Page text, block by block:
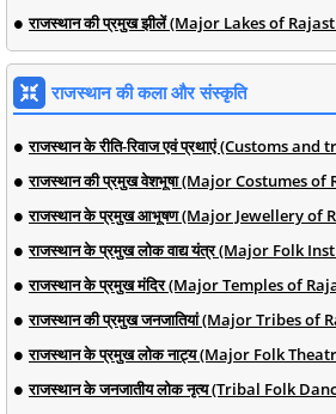
राजस्थान की प्रमुख झीलें (Major Lakes of
राजस्थान की कला और संस्कृति
राजस्थान के रीति-रिवाज एवं प्रथाएं (Customs
राजस्थान की प्रमुख वेशभूषा (Major Costumes
राजस्थान के प्रमुख आभूषण (Major Jewellery of
राजस्थान के प्रमुख लोक वाद्य यंत्र (Major Folk
राजस्थान के प्रमुख मंदिर (Major Temples of
राजस्थान की प्रमुख जनजातियां (Major Tribes of
राजस्थान के प्रमुख लोक नाट्य (Major Folk
राजस्थान के जनजातीय लोक नृत्य (Tribal Folk